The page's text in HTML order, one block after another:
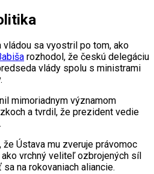
sa vyostril po tom, ako
rozhodol, že českú delegáciu
vlády spolu s ministrami
mimoriadnym významom
a tvrdil, že prezident vedie
že Ústava mu zveruje právomoc
vrchný veliteľ ozbrojených síl
na rokovaniach aliancie.